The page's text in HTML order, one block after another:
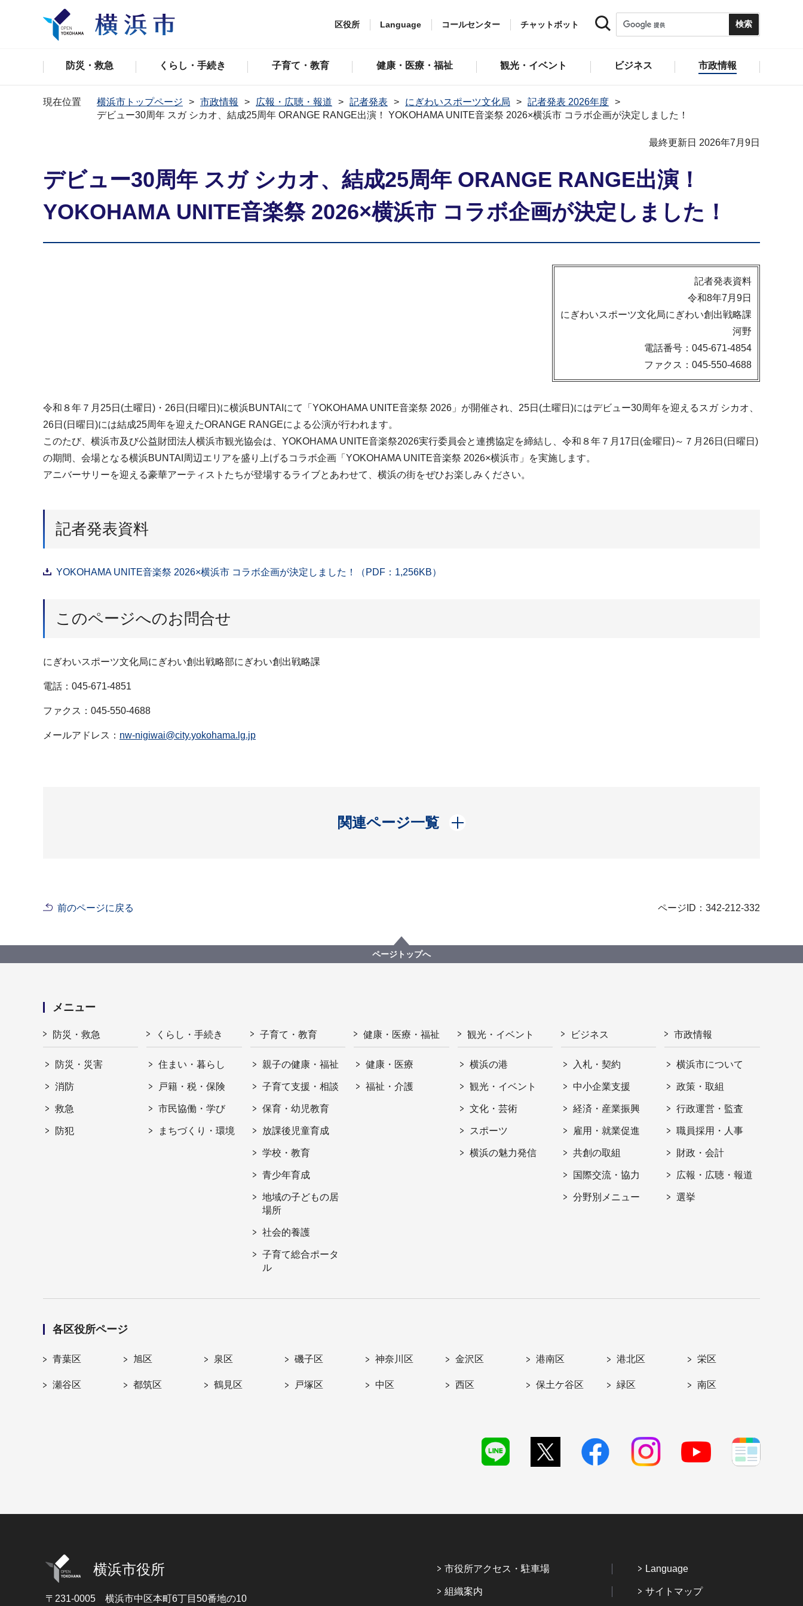
区役所 Language コールセンター チャットボット
防災・救急 くらし・手続き 子育て・教育 健康・医療・福祉 観光・イベント ビジネス 市政情報
現在位置 横浜市トップページ 市政情報 広報・広聴・報道 記者発表 にぎわいスポーツ文化局
記者発表 2026年度
デビュー30周年 スガ シカオ、結成25周年 ORANGE RANGE出演！ YOKOHAMA UNITE音楽祭 2026×横浜市 コラボ企画が決定しました！
最終更新日 2026年7月9日
デビュー30周年 スガ シカオ、結成25周年 ORANGE RANGE出演！
YOKOHAMA UNITE音楽祭 2026×横浜市 コラボ企画が決定しました！
記者発表資料
令和8年7月9日
にぎわいスポーツ文化局にぎわい創出戦略課
河野
電話番号：045-671-4854
ファクス：045-550-4688
令和８年７月25日(土曜日)・26日(日曜日)に横浜BUNTAIにて「YOKOHAMA UNITE音楽祭 2026」が開催され、25日(土曜日)にはデビュー30周年を迎えるスガ シカオ、
26日(日曜日)には結成25周年を迎えたORANGE RANGEによる公演が行われます。
このたび、横浜市及び公益財団法人横浜市観光協会は、YOKOHAMA UNITE音楽祭2026実行委員会と連携協定を締結し、令和８年７月17日(金曜日)～７月26日(日曜日)
の期間、会場となる横浜BUNTAI周辺エリアを盛り上げるコラボ企画「YOKOHAMA UNITE音楽祭 2026×横浜市」を実施します。
アニバーサリーを迎える豪華アーティストたちが登場するライブとあわせて、横浜の街をぜひお楽しみください。
記者発表資料
YOKOHAMA UNITE音楽祭 2026×横浜市 コラボ企画が決定しました！（PDF：1,256KB）
このページへのお問合せ
にぎわいスポーツ文化局にぎわい創出戦略部にぎわい創出戦略課
電話：045-671-4851
ファクス：045-550-4688
メールアドレス： nw-nigiwai@city.yokohama.lg.jp
関連ページ一覧
開く
前のページに戻る ページID：342-212-332
ページトップへ
メニュー
防災・救急
防災・災害
消防
救急
防犯
くらし・手続き
住まい・暮らし
戸籍・税・保険
市民協働・学び
まちづくり・環境
子育て・教育
親子の健康・福祉
子育て支援・相談
保育・幼児教育
放課後児童育成
学校・教育
青少年育成
地域の子どもの居
場所
社会的養護
子育て総合ポータ
ル
健康・医療・福祉
健康・医療
福祉・介護
観光・イベント
横浜の港
観光・イベント
文化・芸術
スポーツ
横浜の魅力発信
ビジネス
入札・契約
中小企業支援
経済・産業振興
雇用・就業促進
共創の取組
国際交流・協力
分野別メニュー
市政情報
横浜市について
政策・取組
行政運営・監査
職員採用・人事
財政・会計
広報・広聴・報道
選挙
各区役所ページ
青葉区 旭区 泉区 磯子区 神奈川区 金沢区 港南区 港北区 栄区
瀬谷区 都筑区 鶴見区 戸塚区 中区 西区 保土ケ谷区 緑区 南区
横浜市役所
〒231-0005 横浜市中区本町6丁目50番地の10
市役所アクセス・駐車場
組織案内
Language
サイトマップ